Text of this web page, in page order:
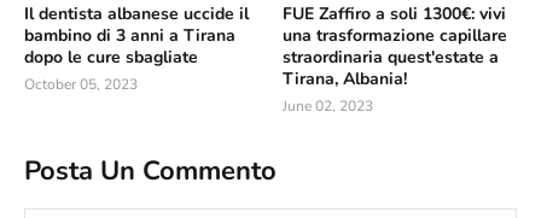
Il dentista albanese uccide il
bambino di 3 anni a Tirana
dopo le cure sbagliate
October 05, 2023
FUE Zaffiro a soli 1300€: vivi
una trasformazione capillare
straordinaria quest'estate a
Tirana, Albania!
June 02, 2023
Posta Un Commento